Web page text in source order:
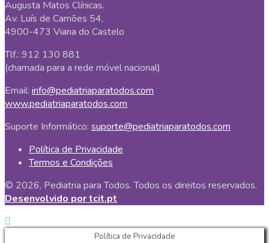
Augusta Matos Clínicas.
Av. Luís de Camões 54,
4900-473 Viana do Castelo
Tlf.: 912 130 881
(chamada para a rede móvel nacional)
Email: info@pediatriaparatodos.com
www.pediatriaparatodos.com
Suporte Informático: suporte@pediatriaparatodos.com
Política de Privacidade
Termos e Condições
© 2026, Pediatria para Todos. Todos os direitos reservados.
Desenvolvido por tcit.pt
Política de Privacidade